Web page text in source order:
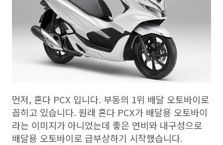
먼저, 혼다 PCX 입니다. 부동의 1위 배달 오토바이로
꼽히고 있습니다. 원래 혼다 PCX가 배달용 오토바이
라는 이미지가 아니었는데 좋은 연비와 내구성으로
배달용 오토바이로 급부상하기 시작했습니다.